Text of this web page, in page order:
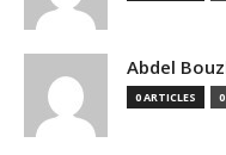
Abdel
0 ARTICLES